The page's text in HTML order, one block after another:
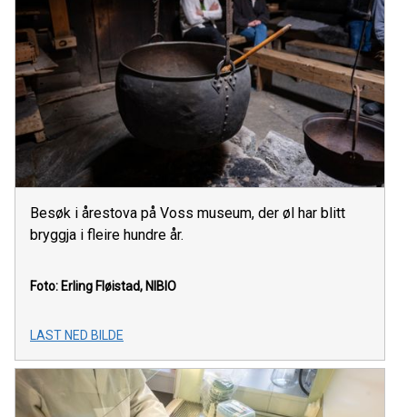
Besøk i årestova på Voss museum, der øl har blitt
bryggja i fleire hundre år.
Foto: Erling Fløistad, NIBIO
LAST NED BILDE